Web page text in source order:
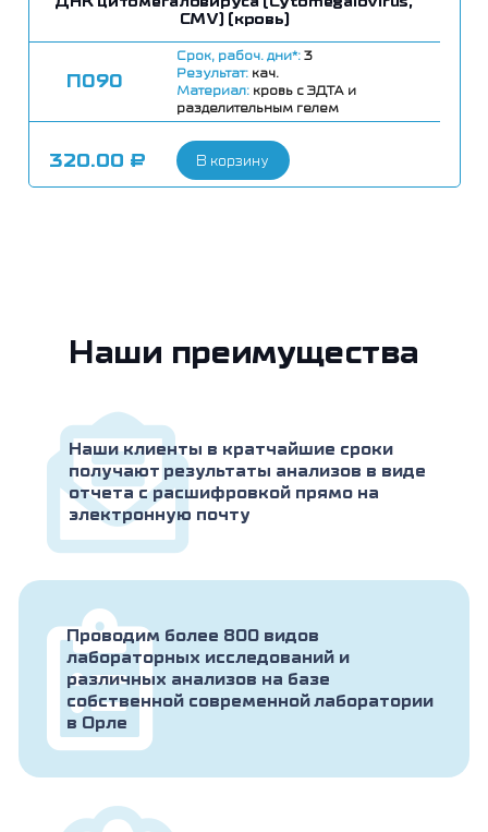
CMV) (кровь)
П090
Срок, рабоч. дни*:3
Результат: кач.
Материал: кровь с ЭДТА и
разделительным гелем
320.00 ₽ В корзину
Наши преимущества
Наши клиенты в кратчайшие сроки
получают результаты анализов в виде
отчета с расшифровкой прямо на
электронную почту
Проводим более 800 видов
лабораторных исследований и
различных анализов на базе
собственной современной лаборатории
в Орле